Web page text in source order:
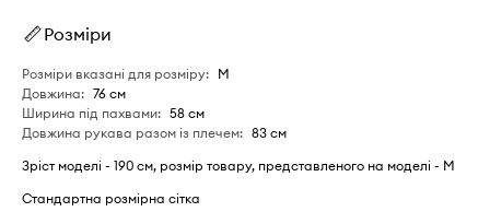
Розміри
Розміри вказані для розміру: M
Довжина: 76 см
Ширина під пахвами: 58 см
Довжина рукава разом із плечем: 83 см
Зріст моделі - 190 см, розмір товару, представленого на моделі - M
Стандартна розмірна сітка